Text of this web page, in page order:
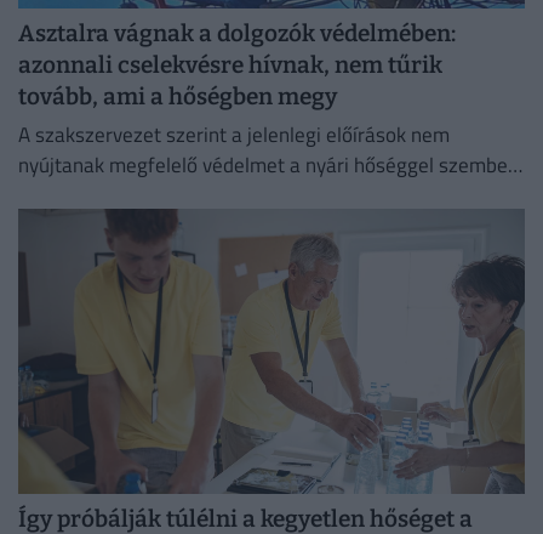
Asztalra vágnak a dolgozók védelmében:
azonnali cselekvésre hívnak, nem tűrik
tovább, ami a hőségben megy
A szakszervezet szerint a jelenlegi előírások nem
nyújtanak megfelelő védelmet a nyári hőséggel szemben,
védelmében.
Így próbálják túlélni a kegyetlen hőséget a